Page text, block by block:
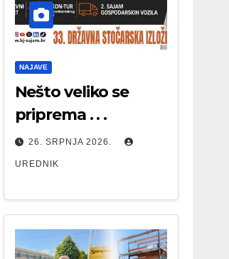
NAJAVE
Nešto veliko se
priprema . . .
26. SRPNJA 2026.
UREDNIK